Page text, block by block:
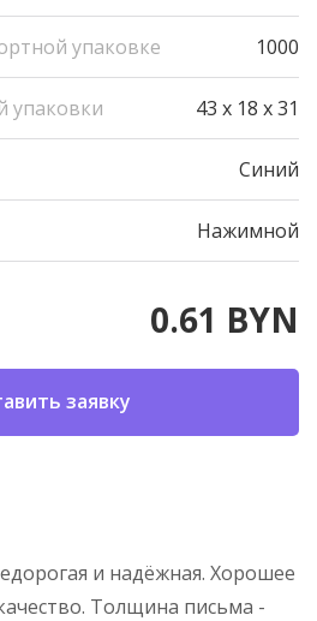
упаковке 1000
упаковки 43 x 18 x 31
Синий
Нажимной
0.61 BYN
заявку
и надёжная. Хорошее
Толщина письма -